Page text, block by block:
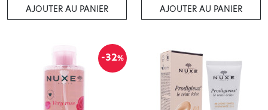
AJOUTER AU PANIER AJOUTER AU PANIER
-32%